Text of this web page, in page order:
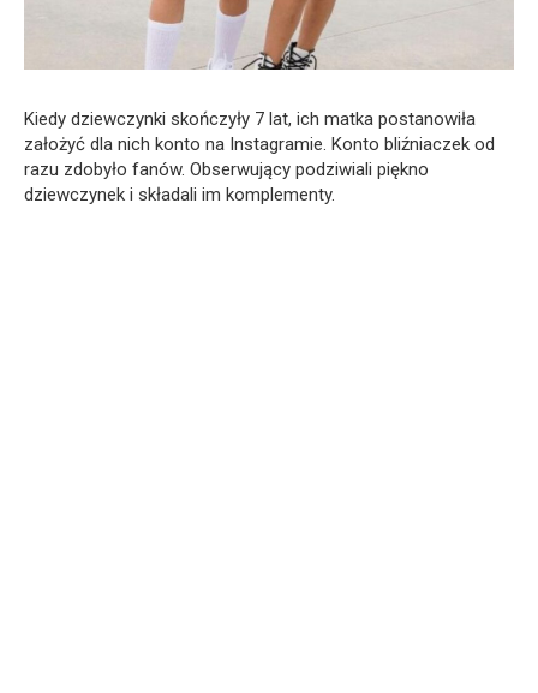
Kiedy dziewczynki skończyły 7 lat, ich matka postanowiła
założyć dla nich konto na Instagramie. Konto bliźniaczek od
razu zdobyło fanów. Obserwujący podziwiali piękno
dziewczynek i składali im komplementy.